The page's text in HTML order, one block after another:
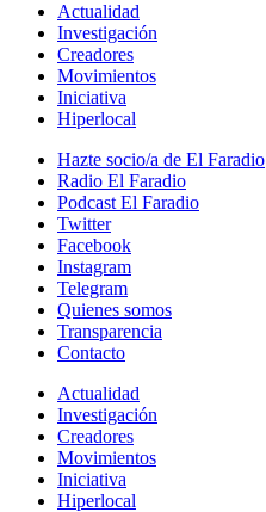
Actualidad
Investigación
Creadores
Movimientos
Iniciativa
Hiperlocal
Hazte socio/a de El Faradio
Radio El Faradio
Podcast El Faradio
Twitter
Facebook
Instagram
Telegram
Quienes somos
Transparencia
Contacto
Actualidad
Investigación
Creadores
Movimientos
Iniciativa
Hiperlocal